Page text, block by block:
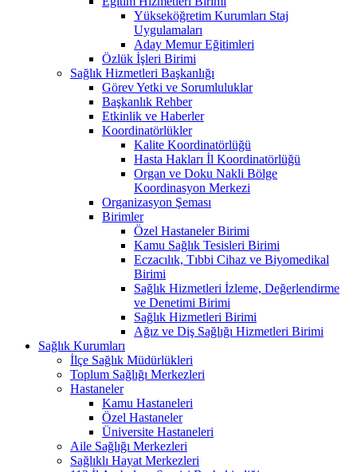
Yükseköğretim Kurumları Staj
Uygulamaları
Aday Memur Eğitimleri
Özlük İşleri Birimi
Sağlık Hizmetleri Başkanlığı
Görev Yetki ve Sorumluluklar
Başkanlık Rehber
Etkinlik ve Haberler
Koordinatörlükler
Kalite Koordinatörlüğü
Hasta Hakları İl Koordinatörlüğü
Organ ve Doku Nakli Bölge
Koordinasyon Merkezi
Organizasyon Şeması
Birimler
Özel Hastaneler Birimi
Kamu Sağlık Tesisleri Birimi
Eczacılık, Tıbbi Cihaz ve Biyomedikal
Birimi
Sağlık Hizmetleri İzleme, Değerlendirme
ve Denetimi Birimi
Sağlık Hizmetleri Birimi
Ağız ve Diş Sağlığı Hizmetleri Birimi
Sağlık Kurumları
İlçe Sağlık Müdürlükleri
Toplum Sağlığı Merkezleri
Hastaneler
Kamu Hastaneleri
Özel Hastaneler
Üniversite Hastaneleri
Aile Sağlığı Merkezleri
Sağlıklı Hayat Merkezleri